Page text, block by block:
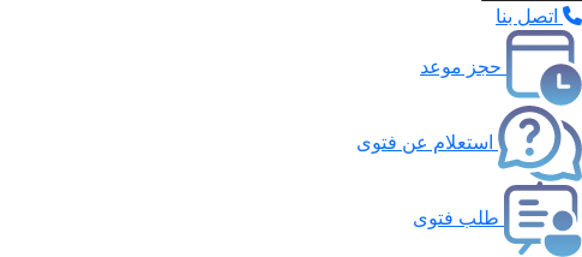
اتصل بنا
حجز موعد
استعلام عن فتوى
طلب فتوى